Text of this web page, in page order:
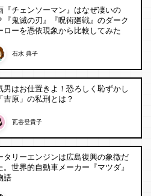
『チェンソーマン』はなぜ凄いの
『鬼滅の刃』『呪術廻戦』のダーク
ローを憑依現象から比較してみた
石水 典子
男はお仕置きよ！恐ろしく恥ずかし
吉原」の私刑とは？
瓦谷登貴子
タリーエンジンは広島復興の象徴だ
。世界的自動車メーカー『マツダ』
語